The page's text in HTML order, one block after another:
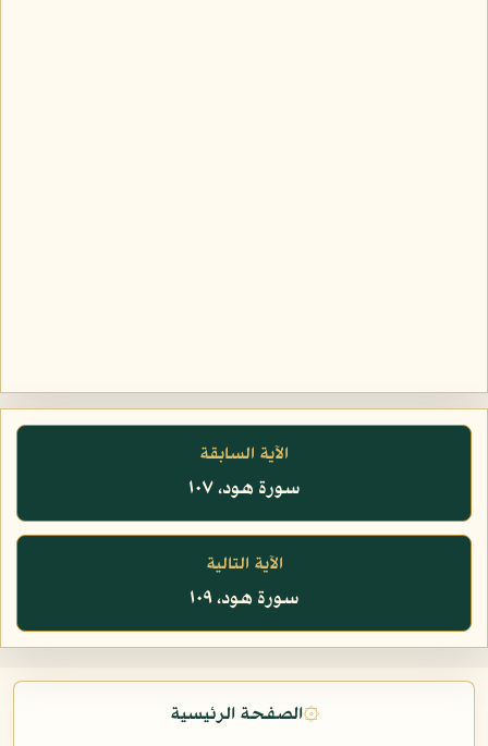
الآية السابقة
سورة هود، ١٠٧
الآية التالية
سورة هود، ١٠٩
۞الصفحة الرئيسية